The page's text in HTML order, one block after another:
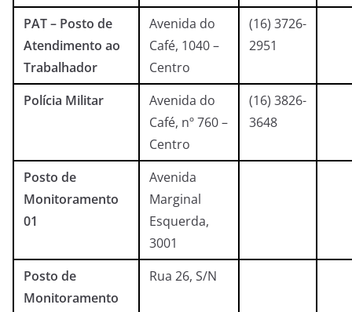
PAT – Posto de
Atendimento ao
Trabalhador
Avenida do
Café, 1040 –
Centro
(16) 3726-
2951
Polícia Militar
Avenida do
Café, nº 760 –
Centro
(16) 3826-
3648
Posto de
Monitoramento
01
Avenida
Marginal
Esquerda,
3001
Posto de
Monitoramento
Rua 26, S/N